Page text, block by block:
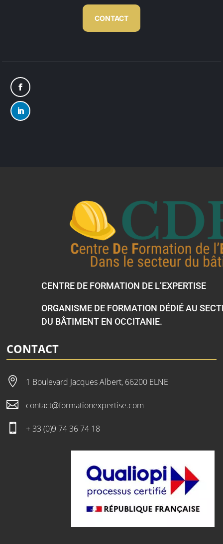
CONTACT
CENTRE DE FORMATION DE L’EXPERTISE
ORGANISME DE FORMATION DÉDIÉ AU
DU BÂTIMENT EN OCCITANIE.
CONTACT
 1 Boulevard Jacques Albert, 66200 ELNE
 contact@formationexpertise.com
 + 33 (0)9 74 36 74 18